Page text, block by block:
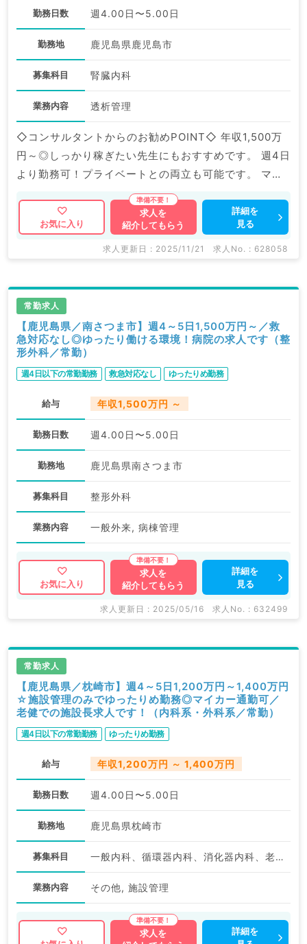
勤務日数 週4.00日〜5.00日
勤務地 鹿児島県鹿児島市
募集科目 腎臓内科
業務内容 透析管理
◇コンサルタントからのお勧めPOINT◇ 年収1,500万
円～◎しっかり稼ぎたい先生にもおすすめです。 週4日
より勤務可！プライベートとの両立も可能です。 マイ
ナビDOCTORでは病院やクリニックなどの医療機関求
人はもちろんのこと、 掲載情報以外にも産業医等の企
業系求人も多数扱っています。 求人内容の詳細等はお
気軽にお問合せ下さい。
お気に入り
求人を
紹介してもらう
詳細を
見る
求人更新日 : 2025/11/21 求人No. : 628058
常勤求人
【鹿児島県／南さつま市】週4～5日1,500万円～／救
急対応なし◎ゆったり働ける環境！病院の求人です（整
形外科／常勤）
週4日以下の常勤勤務 救急対応なし ゆったりめ勤務
給与 年収1,500万円 ～
勤務日数 週4.00日〜5.00日
勤務地 鹿児島県南さつま市
募集科目 整形外科
業務内容 一般外来, 病棟管理
お気に入り
求人を
紹介してもらう
詳細を
見る
求人更新日 : 2025/05/16 求人No. : 632499
常勤求人
【鹿児島県／枕崎市】週4～5日1,200万円～1,400万円
☆施設管理のみでゆったりめ勤務◎マイカー通勤可／
老健での施設長求人です！（内科系・外科系／常勤）
週4日以下の常勤勤務 ゆったりめ勤務
給与 年収1,200万円 ～ 1,400万円
勤務日数 週4.00日〜5.00日
勤務地 鹿児島県枕崎市
募集科目 一般内科、循環器内科、消化器内科、老年内科、外科系全般、一般外科、消化器外科、科目不問
業務内容 その他, 施設管理
求人を
詳細を